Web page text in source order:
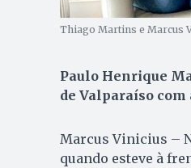
Thiago Martins e Marcus
Paulo Henrique
de Valparaíso
Marcus Vinicius –
quando esteve à